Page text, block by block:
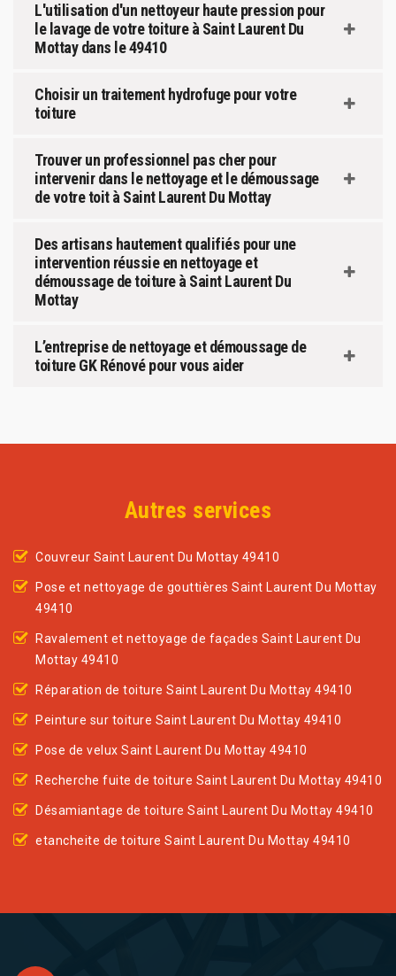
L'utilisation d'un nettoyeur haute pression pour
le lavage de votre toiture à Saint Laurent Du
Mottay dans le 49410
Choisir un traitement hydrofuge pour votre
toiture
Trouver un professionnel pas cher pour
intervenir dans le nettoyage et le démoussage
de votre toit à Saint Laurent Du Mottay
Des artisans hautement qualifiés pour une
intervention réussie en nettoyage et
démoussage de toiture à Saint Laurent Du
Mottay
L’entreprise de nettoyage et démoussage de
toiture GK Rénové pour vous aider
Autres services
Couvreur Saint Laurent Du Mottay 49410
Pose et nettoyage de gouttières Saint Laurent Du Mottay
49410
Ravalement et nettoyage de façades Saint Laurent Du
Mottay 49410
Réparation de toiture Saint Laurent Du Mottay 49410
Peinture sur toiture Saint Laurent Du Mottay 49410
Pose de velux Saint Laurent Du Mottay 49410
Recherche fuite de toiture Saint Laurent Du Mottay 49410
Désamiantage de toiture Saint Laurent Du Mottay 49410
etancheite de toiture Saint Laurent Du Mottay 49410